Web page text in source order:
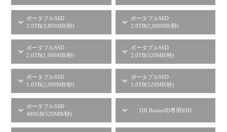
ポータブルSSD
2.0TB(3,800MB/秒)
ポータブルSSD
2.0TB(2,000MB/秒)
ポータブルSSD
2.0TB(1,000MB/秒)
ポータブルSSD
2.0TB(520MB/秒)
ポータブルSSD
1.0TB(2,000MB/秒)
ポータブルSSD
1.0TB(520MB/秒)
ポータブルSSD
480GB(520MB/秒)
DJI Ronin4D専用SSD